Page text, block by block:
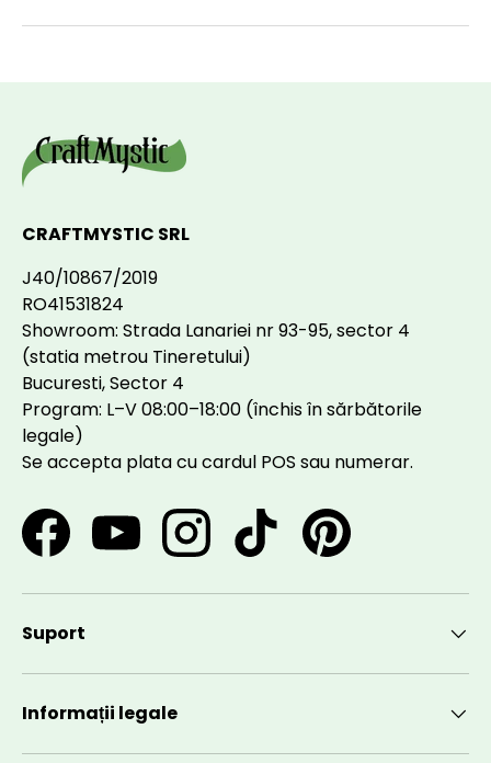
CRAFTMYSTIC SRL
J40/10867/2019
RO41531824
Showroom: Strada Lanariei nr 93-95, sector 4
(statia metrou Tineretului)
Bucuresti, Sector 4
Program: L–V 08:00–18:00 (închis în sărbătorile
legale)
Se accepta plata cu cardul POS sau numerar.
FacebookYouTubeInstagramTikTok Pinterest
Suport
Informații legale